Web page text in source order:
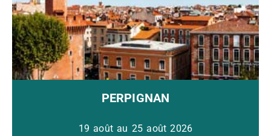
PERPIGNAN
19 août au 25 août 2026